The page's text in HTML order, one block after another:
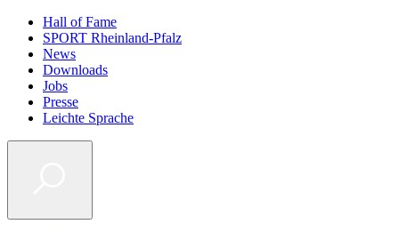
Metanavigation
Hall of Fame
SPORT Rheinland-Pfalz
News
Downloads
Jobs
Presse
Leichte Sprache